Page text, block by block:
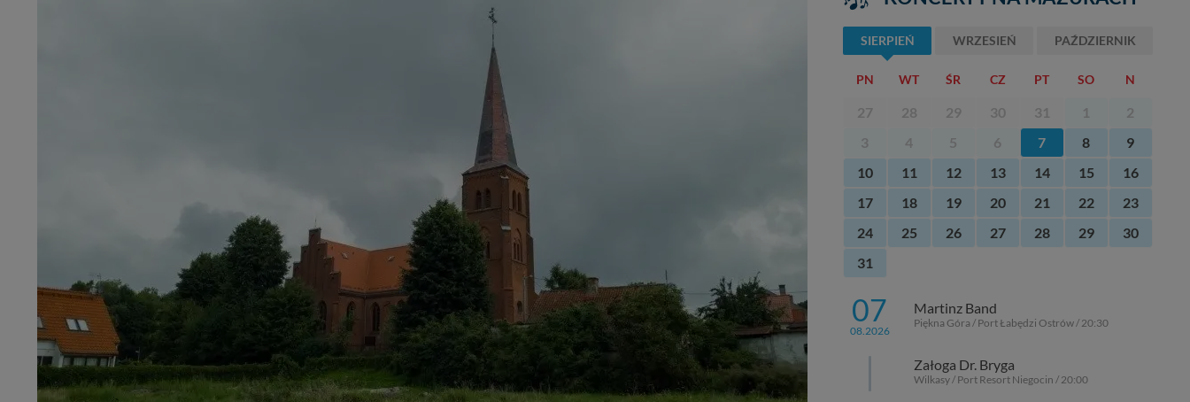
SIERPIEŃ WRZESIEŃ PAŹDZIERNIK
PN WT ŚR CZ PT SO N
27 28 29 30 31 1
2
3
4 5 6 7 8
9
10
11 12 13 14 15
16
17
18 19 20 21 22
23
24
25 26 27 28 29
30
31
07
08.2026
Martinz Band
Piękna Góra / Port Łabędzi Ostrów / 20:30
Załoga Dr. Bryga
Wilkasy / Port Resort Niegocin / 20:00